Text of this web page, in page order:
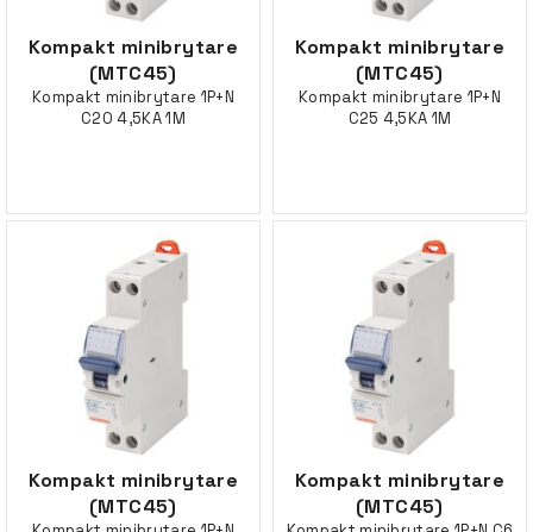
Kompakt minibrytare
(MTC45)
Kompakt minibrytare 1P+N
C20 4,5KA 1M
Kompakt minibrytare
(MTC45)
Kompakt minibrytare 1P+N
C25 4,5KA 1M
Kompakt minibrytare
(MTC45)
Kompakt minibrytare
(MTC45)